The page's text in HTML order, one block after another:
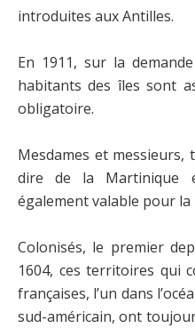
introduites aux Antilles.
En 1911, sur la
habitants des îles sont
obligatoire.
Mesdames et messieurs,
dire de la Martinique
également valable pour la
Colonisés, le premier
1604, ces territoires qui
françaises, l’un dans
sud-américain, ont